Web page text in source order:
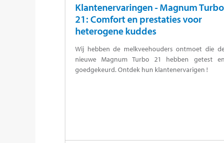
Klantenervaringen - Magnum Turbo
21: Comfort en prestaties voor
heterogene kuddes
Wij hebben de melkveehouders ontmoet die
nieuwe Magnum Turbo 21 hebben getest en
goedgekeurd. Ontdek hun klantenervarigen !